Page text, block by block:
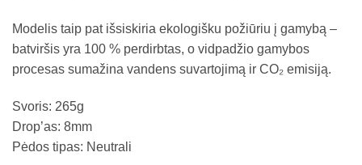
Modelis taip pat išsiskiria ekologišku požiūriu į gamybą –
batviršis yra 100 % perdirbtas, o vidpadžio gamybos
procesas sumažina vandens suvartojimą ir CO₂ emisiją.
Svoris: 265g
Drop’as: 8mm
Pėdos tipas: Neutrali